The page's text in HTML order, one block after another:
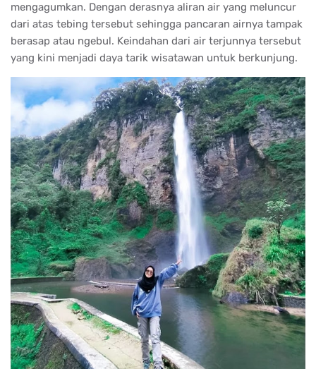
mengagumkan. Dengan derasnya aliran air yang meluncur
dari atas tebing tersebut sehingga pancaran airnya tampak
berasap atau ngebul. Keindahan dari air terjunnya tersebut
yang kini menjadi daya tarik wisatawan untuk berkunjung.